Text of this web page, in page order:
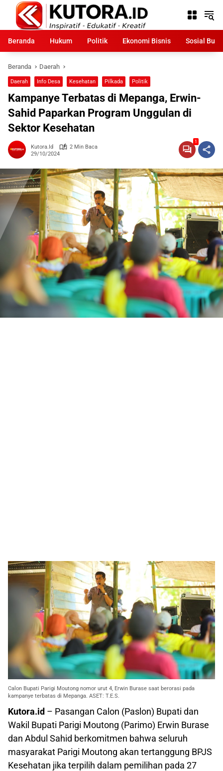
Langsung
konten
Beranda
Hukum Politik Ekonomi Bisnis Sosial
Beranda Daerah
Daerah Info Desa Kesehatan Pilkada Politik
Kampanye Terbatas di Mepanga, Erwin-
Sahid Paparkan Program Unggulan di
Sektor Kesehatan
Kutora.id
2 Min Baca
29/10/2024
1
Calon Bupati Parigi Moutong nomor urut 4, Erwin Burase saat berorasi pada
kampanye terbatas di Mepanga. ASET: T.E.S.
Kutora.id – Pasangan Calon (Paslon) Bupati dan
Wakil Bupati Parigi Moutong (Parimo) Erwin Burase
dan Abdul Sahid berkomitmen bahwa seluruh
masyarakat Parigi Moutong akan tertanggung BPJS
Kesehatan jika terpilih dalam pemilihan pada 27